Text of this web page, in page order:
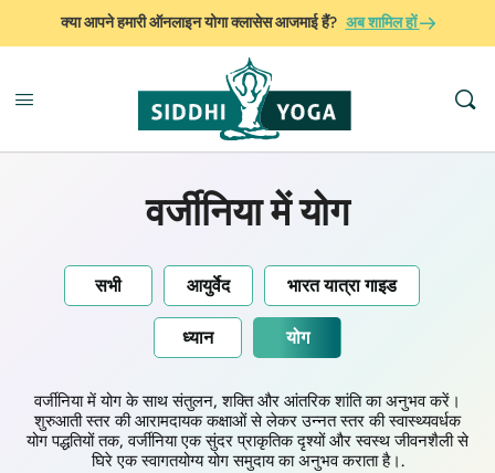
क्या आपने हमारी ऑनलाइन योगा क्लासेस आजमाई हैं? अब शामिल हों
वर्जीनिया में योग
सभी आयुर्वेद भारत यात्रा गाइड
ध्यान योग
वर्जीनिया में योग के साथ संतुलन, शक्ति और आंतरिक शांति का अनुभव करें।
शुरुआती स्तर की आरामदायक कक्षाओं से लेकर उन्नत स्तर की स्वास्थ्यवर्धक
योग पद्धतियों तक, वर्जीनिया एक सुंदर प्राकृतिक दृश्यों और स्वस्थ जीवनशैली से
घिरे एक स्वागतयोग्य योग समुदाय का अनुभव कराता है।.